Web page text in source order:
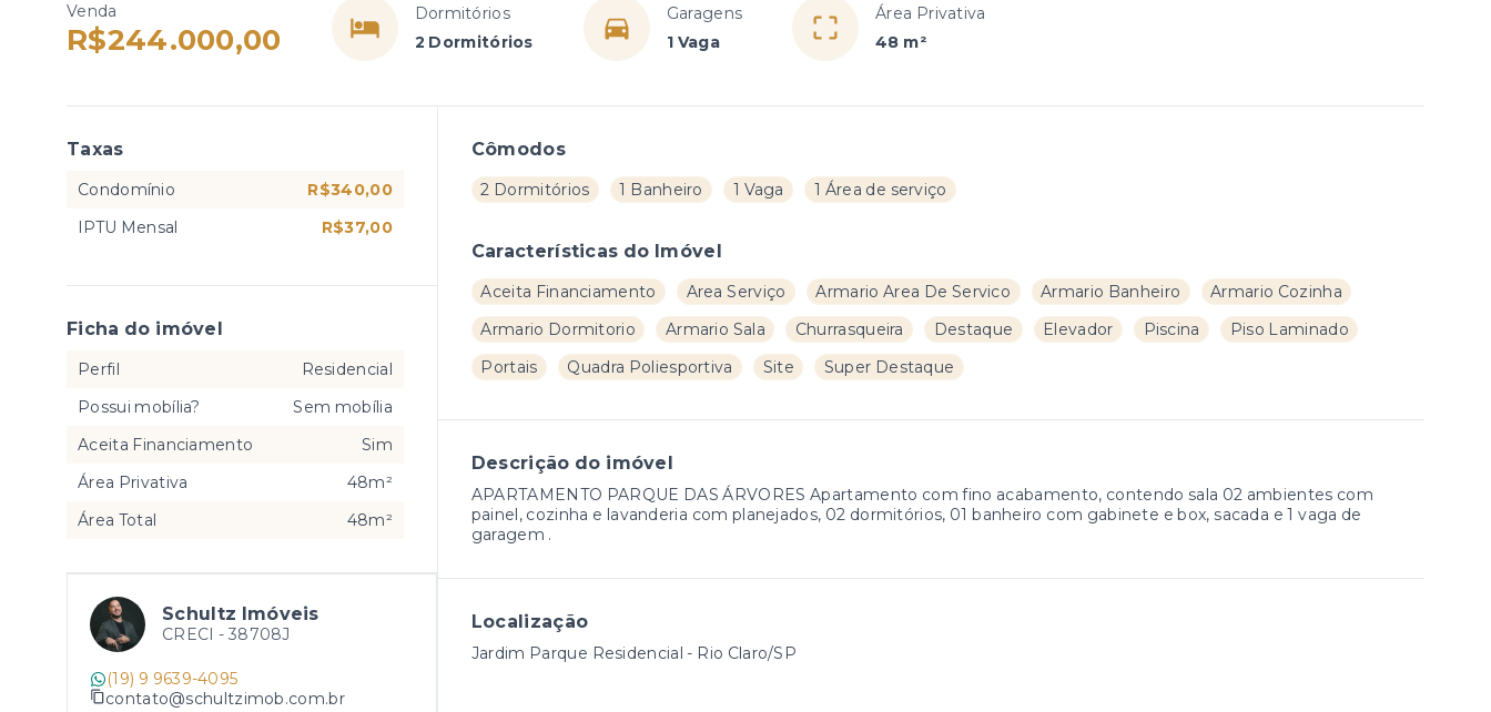
Venda
R$244.000,00
Dormitórios
2 Dormitórios
Garagens
1 Vaga
Área Privativa
48 m²
Cômodos
2 Dormitórios 1 Banheiro 1 Vaga 1 Área de serviço
Características do Imóvel
Aceita Financiamento Area Serviço Armario Area De Servico Armario Banheiro
Armario Cozinha
Armario Dormitorio
Armario Sala Churrasqueira Destaque Elevador Piscina
Piso Laminado
Portais
Quadra Poliesportiva Site Super Destaque
Descrição do imóvel
APARTAMENTO PARQUE DAS ÁRVORES Apartamento com fino acabamento, contendo sala 02 ambientes com
painel, cozinha e lavanderia com planejados, 02 dormitórios, 01 banheiro com gabinete e box, sacada e 1 vaga de
garagem .
Localização
Jardim Parque Residencial - Rio Claro/SP
Taxas
Condomínio
R$340,00
IPTU Mensal
R$37,00
Ficha do imóvel
Perfil
Residencial
Possui mobília?
Sem mobília
Aceita Financiamento
Sim
Área Privativa
48m²
Área Total
48m²
Schultz Imóveis
CRECI - 38708J
(19) 9 9639-4095
contato@schultzimob.com.br